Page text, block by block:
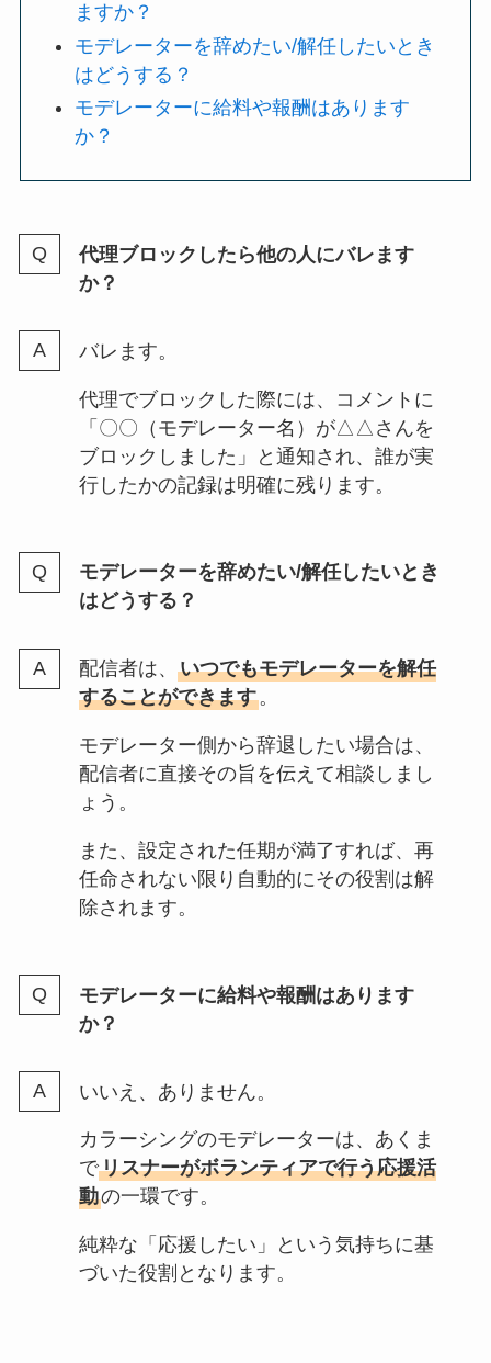
ますか？
モデレーターを辞めたい/解任したいとき
はどうする？
モデレーターに給料や報酬はあります
か？
代理ブロックしたら他の人にバレます
か？
バレます。
代理でブロックした際には、コメントに
「〇〇（モデレーター名）が△△さんを
ブロックしました」と通知され、誰が実
行したかの記録は明確に残ります。
モデレーターを辞めたい/解任したいとき
はどうする？
配信者は、 いつでもモデレーターを解任
することができます。
モデレーター側から辞退したい場合は、
配信者に直接その旨を伝えて相談しまし
ょう。
また、設定された任期が満了すれば、再
任命されない限り自動的にその役割は解
除されます。
モデレーターに給料や報酬はあります
か？
いいえ、ありません。
カラーシングのモデレーターは、あくま
でリスナーがボランティアで行う応援活
動の一環です。
純粋な「応援したい」という気持ちに基
づいた役割となります。